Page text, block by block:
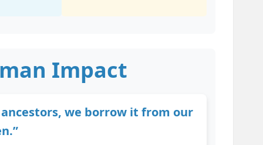
Impact
we borrow it from our